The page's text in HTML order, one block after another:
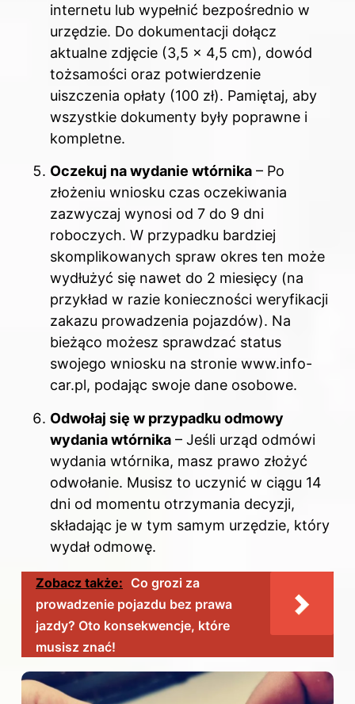
internetu lub wypełnić bezpośrednio w
urzędzie. Do dokumentacji dołącz
aktualne zdjęcie (3,5 x 4,5 cm), dowód
tożsamości oraz potwierdzenie
uiszczenia opłaty (100 zł). Pamiętaj, aby
wszystkie dokumenty były poprawne i
kompletne.
Oczekuj na wydanie wtórnika – Po
złożeniu wniosku czas oczekiwania
zazwyczaj wynosi od 7 do 9 dni
roboczych. W przypadku bardziej
skomplikowanych spraw okres ten może
wydłużyć się nawet do 2 miesięcy (na
przykład w razie konieczności weryfikacji
zakazu prowadzenia pojazdów). Na
bieżąco możesz sprawdzać status
swojego wniosku na stronie www.info-
car.pl, podając swoje dane osobowe.
Odwołaj się w przypadku odmowy
wydania wtórnika – Jeśli urząd odmówi
wydania wtórnika, masz prawo złożyć
odwołanie. Musisz to uczynić w ciągu 14
dni od momentu otrzymania decyzji,
składając je w tym samym urzędzie, który
wydał odmowę.
Zobacz także: Co grozi za
prowadzenie pojazdu bez prawa
jazdy? Oto konsekwencje, które
musisz znać!